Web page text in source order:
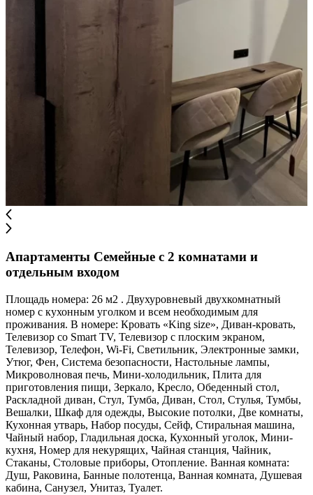
Апартаменты Семейные с 2 комнатами и
отдельным входом
Площадь номера: 26 м2 . Двухуровневый двухкомнатный
номер с кухонным уголком и всем необходимым для
проживания. В номере: Кровать «King size», Диван-кровать,
Телевизор со Smart TV, Телевизор с плоским экраном,
Телевизор, Телефон, Wi-Fi, Светильник, Электронные замки,
Утюг, Фен, Система безопасности, Настольные лампы,
Микроволновая печь, Мини-холодильник, Плита для
приготовления пищи, Зеркало, Кресло, Обеденный стол,
Раскладной диван, Стул, Тумба, Диван, Стол, Стулья, Тумбы,
Вешалки, Шкаф для одежды, Высокие потолки, Две комнаты,
Кухонная утварь, Набор посуды, Сейф, Стиральная машина,
Чайный набор, Гладильная доска, Кухонный уголок, Мини-
кухня, Номер для некурящих, Чайная станция, Чайник,
Стаканы, Столовые приборы, Отопление. Ванная комната:
Душ, Раковина, Банные полотенца, Ванная комната, Душевая
кабина, Санузел, Унитаз, Туалет.